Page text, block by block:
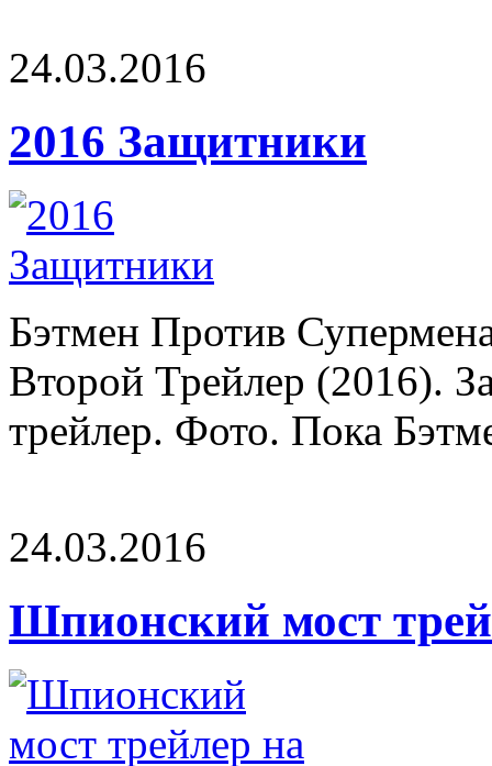
24.03.2016
2016 Защитники
Бэтмен Против
Второй Трейлер (2016).
трейлер. Фото. Пока
24.03.2016
Шпионский мост